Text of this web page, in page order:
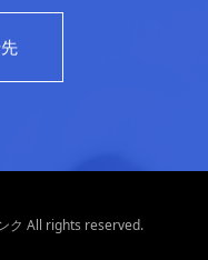
ク All rights reserved.